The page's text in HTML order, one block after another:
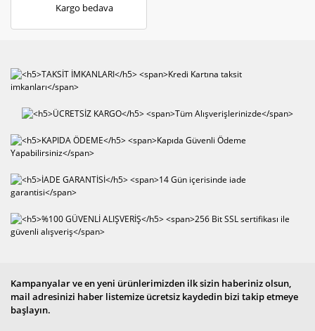
Kargo bedava
Kampanyalar ve en yeni ürünlerimizden ilk sizin haberiniz olsun,
mail adresinizi haber listemize ücretsiz kaydedin bizi takip etmeye
başlayın.